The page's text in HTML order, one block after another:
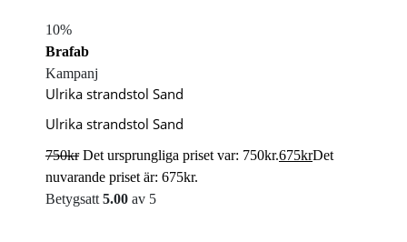
10%
Brafab
Kampanj
Ulrika strandstol Sand
Ulrika strandstol Sand
750kr Det ursprungliga priset var: 750kr.675krDet
nuvarande priset är: 675kr.
Betygsatt 5.00 av 5